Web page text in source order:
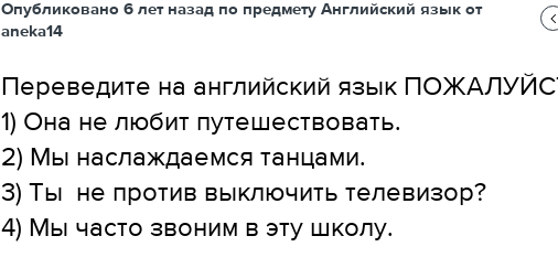
Опубликовано 6 лет назад по предмету Английский язык от
aneka14
Переведите на английский язык
1) Она не любит путешествовать.
2) Мы наслаждаемся танцами.
3) Ты не против выключить телевизор?
4) Мы часто звоним в эту школу.